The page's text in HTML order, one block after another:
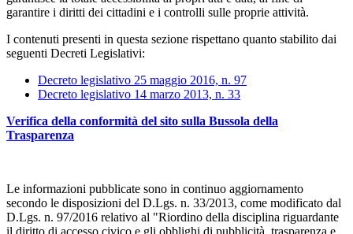
garantire i diritti dei cittadini e i controlli sulle proprie attività.
I contenuti presenti in questa sezione rispettano quanto stabilito dai
seguenti Decreti Legislativi:
Decreto legislativo 25 maggio 2016, n. 97
Decreto legislativo 14 marzo 2013, n. 33
Verifica della conformità del sito sulla Bussola della
Trasparenza
Le informazioni pubblicate sono in continuo aggiornamento
secondo le disposizioni del D.Lgs. n. 33/2013, come modificato dal
D.Lgs. n. 97/2016 relativo al "Riordino della disciplina riguardante